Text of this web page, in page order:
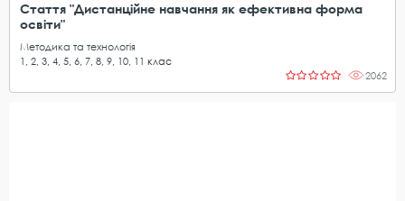
Стаття "Дистанційне навчання як ефективна форма
освіти"
Методика та технологія
1
2 3 4 5 6 7 8 9 10 11 клас
2062